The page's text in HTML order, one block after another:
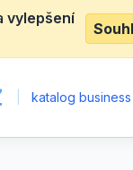
vylepšení
katalog